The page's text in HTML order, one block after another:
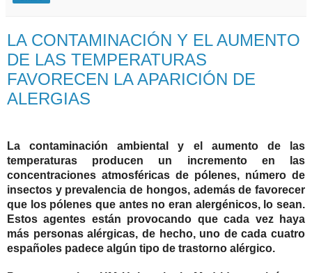
LA CONTAMINACIÓN Y EL AUMENTO
DE LAS TEMPERATURAS
FAVORECEN LA APARICIÓN DE
ALERGIAS
La contaminación ambiental y el aumento de las
temperaturas producen un incremento en las
concentraciones atmosféricas de pólenes, número de
insectos y prevalencia de hongos, además de favorecer
que los pólenes que antes no eran alergénicos, lo sean.
Estos agentes están provocando que cada vez haya
más personas alérgicas, de hecho, uno de cada cuatro
españoles padece algún tipo de trastorno alérgico.